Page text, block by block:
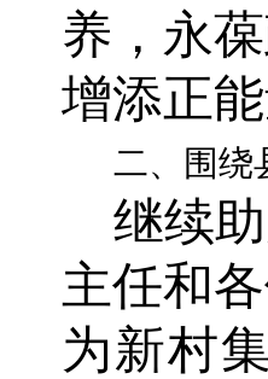
养，永
增添正能
二、围绕
继续
主任和
为新村